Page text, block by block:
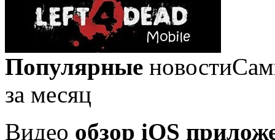
Популярные новости
за месяц
Видео обзор iOS